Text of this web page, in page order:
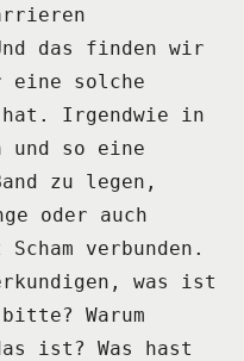
das finden wir
eine solche
Irgendwie in
und so eine
zu legen,
oder auch
verbunden.
was ist
bitte?
Warum
ist?
Was hast